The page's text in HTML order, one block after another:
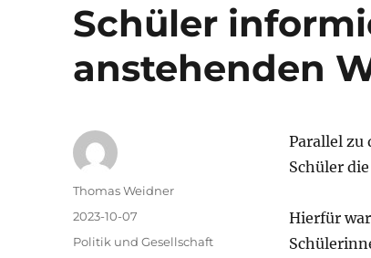
Schüler
anstehenden
Parallel zu
Schüler
Hierfür
Autor
Thomas Weidner
Veröffentlicht
am
2023-10-07
Kategorien
Politik und Gesellschaft